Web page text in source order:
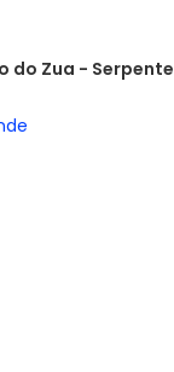
do Zua - Serpente